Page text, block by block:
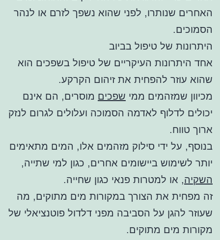
האחרים שנותרו, לפני שהוא נשפך לזרם או לנהר
הסמוכים.
היתרונות של טיפול בביוב
אחד היתרונות העיקריים של טיפול בשפכים הוא
שהוא עוזר להפחית את זיהום הקרקע.
מכיוון שמזהמים ממי שפכים מוסרים, הם אינם
יכולים לדלוף לאדמה הסמוכה ועלולים לגרום לנזק
ארוך טווח.
בנוסף, על ידי סילוק מזהמים אלו, המים מתאימים
יותר לשימוש ביישומים אחרים, כגון למי שתייה,
השקיה, או למטרות פנאי כגון שחייה.
זה מפחית את הצורך במקורות מים מתוקים, מה
שעוזר להגן על הסביבה מפני דלדול פוטנציאלי של
מקורות מים מתוקים.